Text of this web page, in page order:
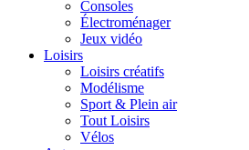
Consoles
Électroménager
Jeux vidéo
Loisirs
Loisirs créatifs
Modélisme
Sport & Plein air
Tout Loisirs
Vélos